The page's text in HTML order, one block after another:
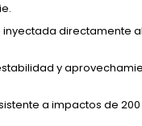
directamente
estabilidad y
a impactos de